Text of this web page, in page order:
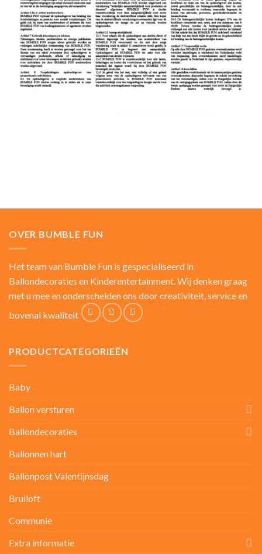
OVER BUMBLE FUN
Het team van Bumble Fun is gespecialiseerd in
Ballondecoraties en Kinderentertainment. Wij denken graag
met u mee en onderscheiden ons door creativiteit, service en
bovenal kwaliteit
PRODUCTCATEGORIEËN
Baby
Ballon versturen
Ballondecoraties
Ballonnen hart
Ballonpost Valentijnsdag
Bruiloft
Communie
Extra informatie